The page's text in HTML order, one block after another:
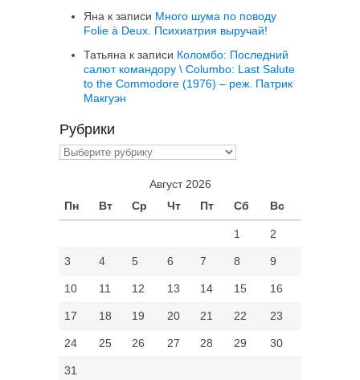
Яна к записи Много шума по поводу
Folie à Deux. Психиатрия выручай!
Татьяна к записи Коломбо: Последний
салют командору \ Columbo: Last Salute
to the Commodore (1976) – реж. Патрик
Макгуэн
Рубрики
Рубрики
Август 2026
Пн
Вт Ср Чт Пт Сб Вс
1 2
3 4 5 6 7 8 9
10 11 12 13 14 15 16
17 18 19 20 21 22 23
24 25 26 27 28 29 30
31